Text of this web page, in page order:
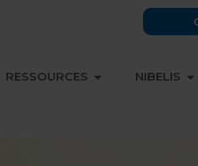
OFFRE & EXPERTISES
RESSOURCES OUVRIRNIBELIS